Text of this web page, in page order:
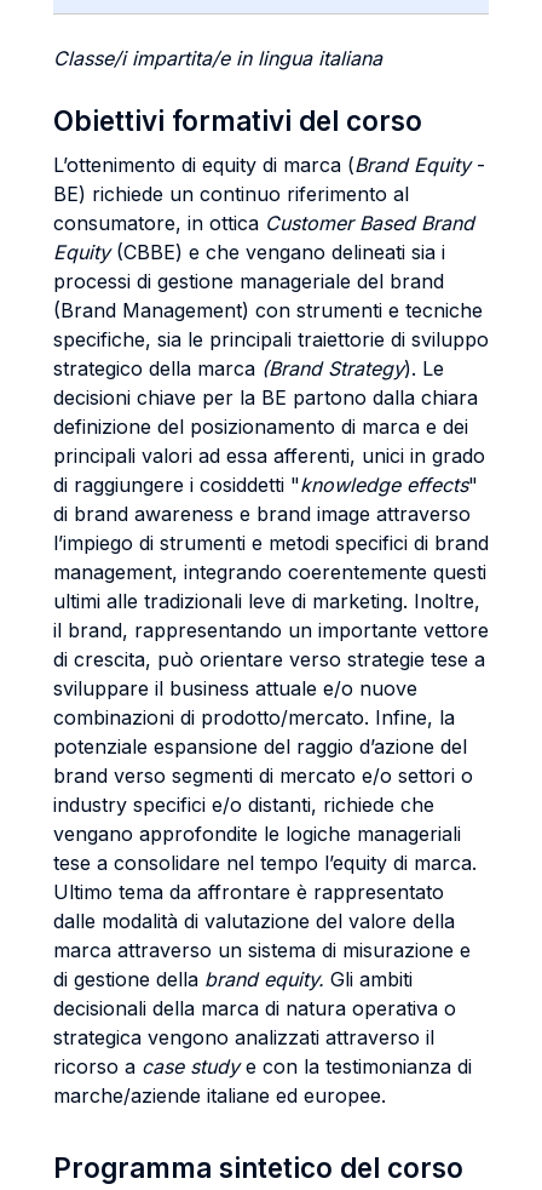
Classe/i impartita/e in lingua italiana
Obiettivi formativi del corso
L’ottenimento di equity di marca (Brand Equity-
BE) richiede un continuo riferimento al
consumatore, in ottica Customer Based Brand
Equity(CBBE) e che vengano delineati sia i
processi di gestione manageriale del brand
(Brand Management) con strumenti e tecniche
specifiche, sia le principali traiettorie di sviluppo
strategico della marca (Brand Strategy). Le
decisioni chiave per la BE partono dalla chiara
definizione del posizionamento di marca e dei
principali valori ad essa afferenti, unici in grado
di raggiungere i cosiddetti "knowledge effects"
di brand awareness e brand image attraverso
l’impiego di strumenti e metodi specifici di brand
management, integrando coerentemente questi
ultimi alle tradizionali leve di marketing. Inoltre,
il brand, rappresentando un importante vettore
di crescita, può orientare verso strategie tese a
sviluppare il business attuale e/o nuove
combinazioni di prodotto/mercato. Infine, la
potenziale espansione del raggio d’azione del
brand verso segmenti di mercato e/o settori o
industry specifici e/o distanti, richiede che
vengano approfondite le logiche manageriali
tese a consolidare nel tempo l’equity di marca.
Ultimo tema da affrontare è rappresentato
dalle modalità di valutazione del valore della
marca attraverso un sistema di misurazione e
di gestione della brand equity. Gli ambiti
decisionali della marca di natura operativa o
strategica vengono analizzati attraverso il
ricorso a case studye con la testimonianza di
marche/aziende italiane ed europee.
Programma sintetico del corso